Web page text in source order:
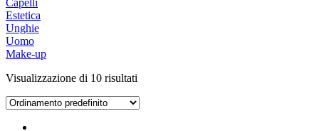
Capelli
Estetica
Unghie
Uomo
Make-up
Visualizzazione di 10 risultati